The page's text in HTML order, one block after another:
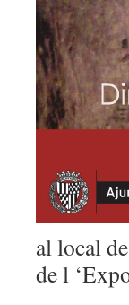
al local
de l